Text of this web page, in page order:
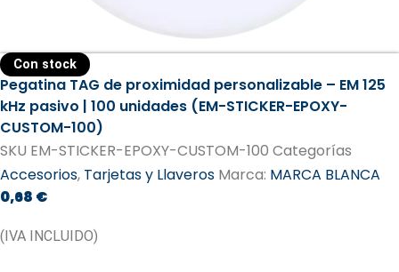
Con stock
Pegatina TAG de proximidad personalizable – EM 125
kHz pasivo | 100 unidades (EM-STICKER-EPOXY-
CUSTOM-100)
SKU EM-STICKER-EPOXY-CUSTOM-100 Categorías
Accesorios, Tarjetas y Llaveros Marca: MARCA BLANCA
0,68 €
(IVA INCLUIDO)